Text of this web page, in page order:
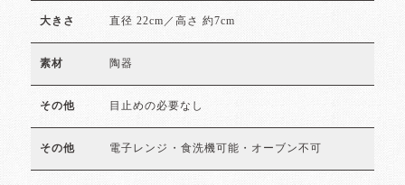
大きさ 直径 22cm／高さ 約7cm
素材 陶器
その他 目止めの必要なし
その他 電子レンジ・食洗機可能・オーブン不可